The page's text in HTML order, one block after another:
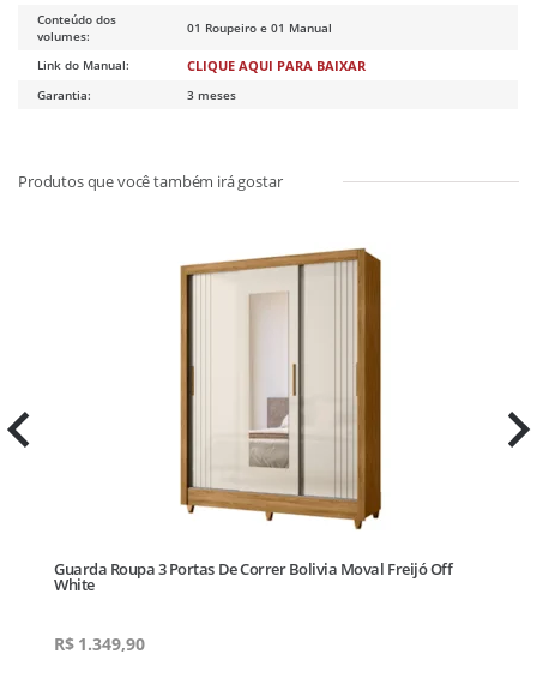
Conteúdo dos
volumes:
01 Roupeiro e 01 Manual
Link do Manual: CLIQUE AQUI PARA BAIXAR
Garantia: 3 meses
Guarda Roupa 3 Portas De Correr Bolivia Moval Freijó Off
White
R$ 1.349,90